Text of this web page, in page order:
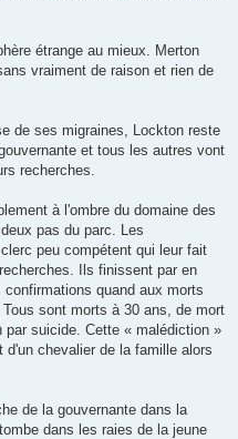
étrange au mieux. Merton
vraiment de raison et rien de
de ses migraines, Lockton reste
et tous les autres vont
recherches.
à l'ombre du domaine des
pas du parc. Les
peu compétent qui leur fait
Ils finissent par en
quand aux morts
sont morts à 30 ans, de mort
par suicide. Cette « malédiction »
chevalier de la famille alors
de la gouvernante dans la
dans les raies de la jeune